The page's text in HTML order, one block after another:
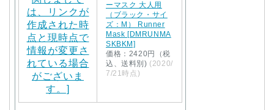
ーマスク 大人用
（ブラック・サイ
ズ：M） Runner
Mask [DMRUNMA
SKBKM]
価格：2420円（税
込、送料別) (2020/
7/21時点)